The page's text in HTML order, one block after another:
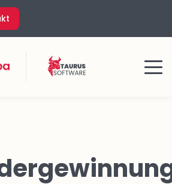
Menü